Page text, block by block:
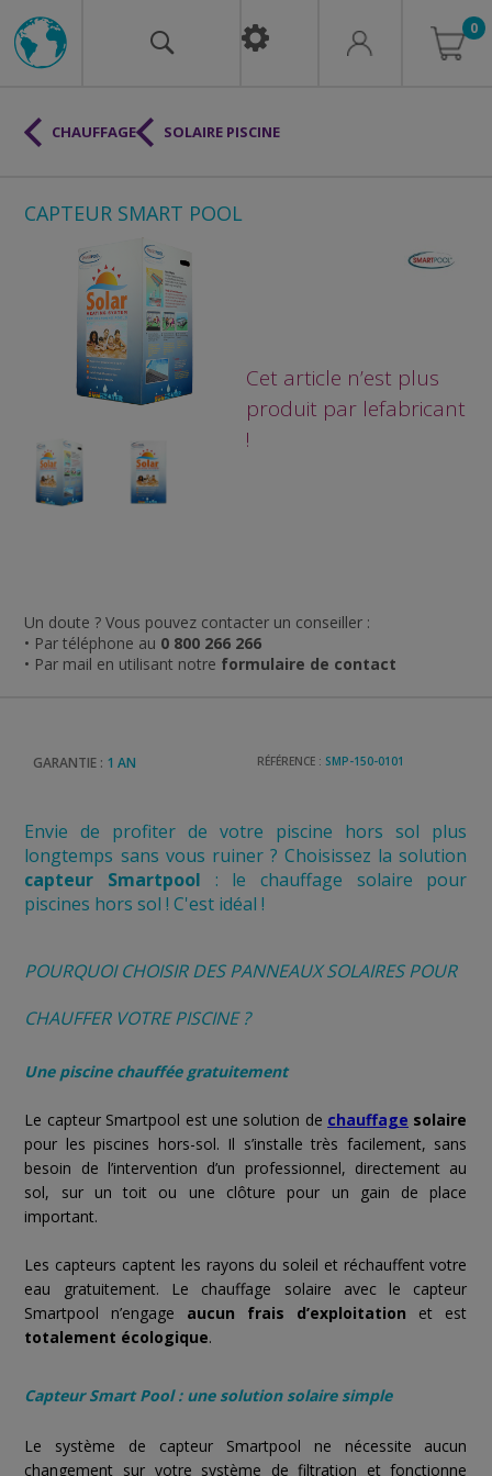
0
CAPTEUR SMART POOL
Cet article n’est plus
produit par lefabricant
!
Un doute ? Vous pouvez contacter un conseiller :
• Par téléphone au 0 800 266 266
• Par mail en utilisant notre formulaire de contact
GARANTIE : 1 AN RÉFÉRENCE : SMP-150-0101
Envie de profiter de votre piscine hors sol plus
longtemps sans vous ruiner ? Choisissez la solution
capteur Smartpool : le chauffage solaire pour
piscines hors sol ! C'est idéal !
POURQUOI CHOISIR DES PANNEAUX SOLAIRES POUR
CHAUFFER VOTRE PISCINE ?
Une piscine chauffée gratuitement
Le capteur Smartpool est une solution de chauffage solaire
pour les piscines hors-sol. Il s’installe très facilement, sans
besoin de l’intervention d’un professionnel, directement au
sol, sur un toit ou une clôture pour un gain de place
important.
Les capteurs captent les rayons du soleil et réchauffent votre
eau gratuitement. Le chauffage solaire avec le capteur
Smartpool n’engage aucun frais d’exploitation et est
totalement écologique.
Capteur Smart Pool : une solution solaire simple
Le système de capteur Smartpool ne nécessite aucun
changement sur votre système de filtration et fonctionne
CHAUFFAGE SOLAIRE PISCINE